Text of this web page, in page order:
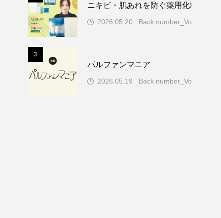
ニキビ・肌あれを防ぐ薬用化粧水！
2026.05.20 Back number_Vol.77
3
パルファンマニア
2026.05.19 Back number_Vol.77